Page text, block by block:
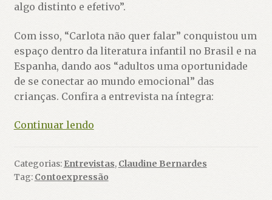
algo distinto e efetivo”.
Com isso, “Carlota não quer falar” conquistou um
espaço dentro da literatura infantil no Brasil e na
Espanha, dando aos “adultos uma oportunidade
de se conectar ao mundo emocional” das
crianças. Confira a entrevista na íntegra:
Continuar lendoAutora
não
quer
Categorias: Entrevistas, Claudine Bernardes
Tag: Contoexpressão